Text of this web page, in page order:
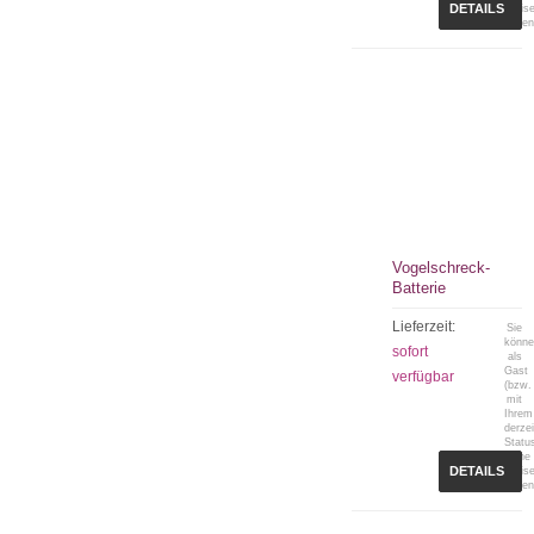
DETAILS
Vogelschreck-
Batterie
Lieferzeit:
sofort
verfügbar
Sie
als
Gast
(bzw.
mit
Ihrem
keine
DETAILS